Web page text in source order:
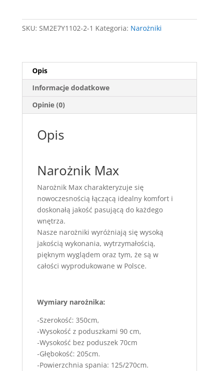
SKU: SM2E7Y1102-2-1 Kategoria: Narożniki
Opis
Informacje dodatkowe
Opinie (0)
Opis
Narożnik Max
Narożnik Max charakteryzuje się
nowoczesnością łączącą idealny komfort i
doskonałą jakość pasującą do każdego
wnętrza.
Nasze narożniki wyróżniają się wysoką
jakością wykonania, wytrzymałością,
pięknym wyglądem oraz tym, że są w
całości wyprodukowane w Polsce.
Wymiary narożnika:
-Szerokość: 350cm,
-Wysokość z poduszkami 90 cm,
-Wysokość bez poduszek 70cm
-Głębokość: 205cm.
-Powierzchnia spania: 125/270cm.